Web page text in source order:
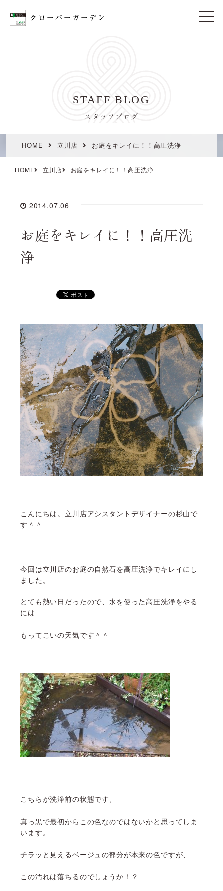
t
STAFF BLOG
スタッフブログ
HOME 立川店 お庭をキレイに！！高圧洗浄
HOME 立川店 お庭をキレイに！！高圧洗浄
2014.07.06
お庭をキレイに！！高圧洗
浄
こんにちは。立川店アシスタントデザイナーの杉山で
す＾＾
今回は立川店のお庭の自然石を高圧洗浄でキレイにし
ました。
とても熱い日だったので、水を使った高圧洗浄をやる
には
もってこいの天気です＾＾
こちらが洗浄前の状態です。
真っ黒で最初からこの色なのではないかと思ってしま
います。
チラッと見えるベージュの部分が本来の色ですが、
この汚れは落ちるのでしょうか！？